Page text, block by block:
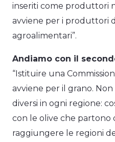
inseriti come produttori
avviene per i produttori
agroalimentari”.
Andiamo con il
“Istituire una
avviene per il grano.
diversi in ogni regione:
con le olive che partono
raggiungere le regioni